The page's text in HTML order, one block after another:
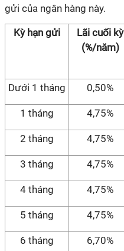
gửi của ngân hàng này.
Kỳ hạn gửi
Lãi cuối kỳ
(%/năm)
Dưới 1 tháng 0,50%
1 tháng 4,75%
2 tháng 4,75%
3 tháng 4,75%
4 tháng 4,75%
5 tháng 4,75%
6 tháng 6,70%